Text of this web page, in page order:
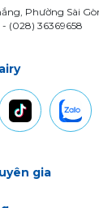
Phường Sài
- (028) 36369658
gia